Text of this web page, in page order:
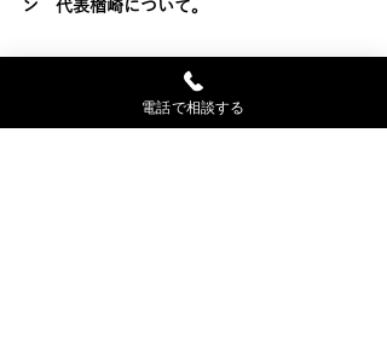
ン　代表楢崎について。
電話で相談する